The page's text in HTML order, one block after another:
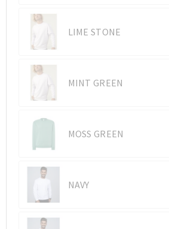
LIME STONE
MINT GREEN
MOSS GREEN
NAVY